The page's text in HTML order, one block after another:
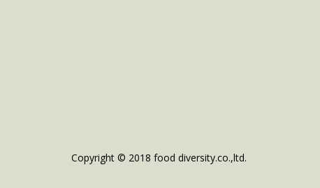
Copyright © 2018 food diversity.co.,ltd.